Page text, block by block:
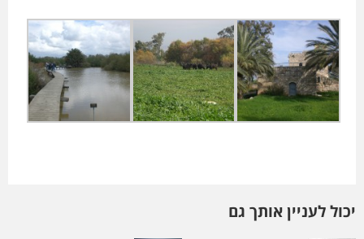
יכול לעניין אותך גם